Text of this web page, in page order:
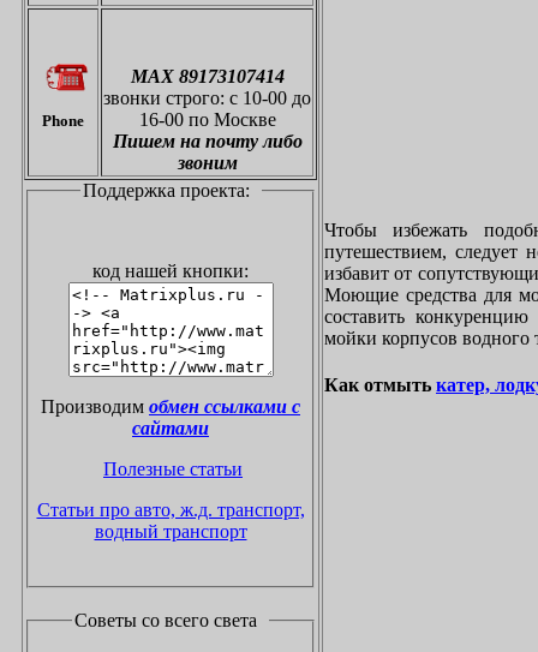
Phone
МАХ 89173107414
звонки строго: с 10-00 до
16-00 по Москве
Пишем на почту либо
звоним
Поддержка проекта:
код нашей кнопки:
Производим обмен ссылками с
сайтами
Полезные статьи
Статьи про авто, ж.д. транспорт,
водный транспорт
Советы со всего света
Чтобы избежать
путешествием, следует
избавит от
Моющие средства для
составить
мойки корпусов водного
Как отмыть катер,